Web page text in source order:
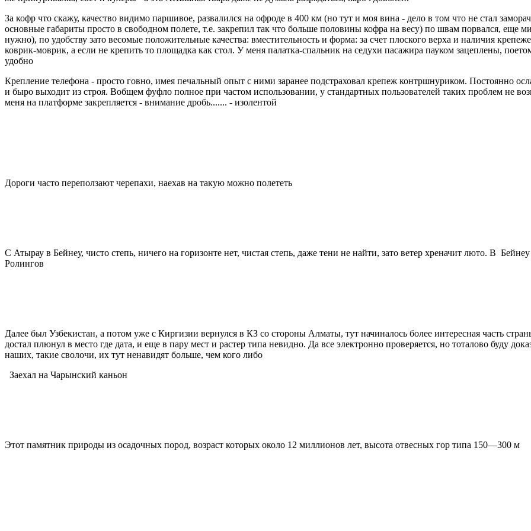
За кофр что скажу, качество видимо паршивое, развалился на офроде в 400 км (но тут и моя вина - дело в том что не стал
основные габариты просто в свободном полете, т.е. закрепил так что больше половины кофра на весу) по швам порвался, еще
нужно), по удобству зато весомые положительные качества: вместительность и форма: за счет плоского верха и наличия
коврик-моврик, а если не крепить то площадка как стол. У меня палатка-спальник на седухи пасажира пауком зацеплены,
удобно
Крепление телефона - просто говно, имея печальный опыт с ними заранее подстраховал крепеж контршнуриком. Постоянно
и быро выходит из строя. Вобщем фуфло полное при частом использовании, у стандартных пользователей таких проблем не
меня на платформе закрепляется - внимание дробь....... - изолентой
Дороги часто переползают черепахи, наехав на такую можно полететь
С Атырау в Бейнеу, чисто степь, ничего на горизонте нет, чистая степь, даже тени не найти, зато ветер хреначит люто. В
Ролингов
Далее был Узбекистан, а потом уже с Киргизии вернулся в КЗ со стороны Алматы, тут начиналось более интересная часть
достал плюнул в место где дата, и еще в пару мест и растер типа невидно. Да все электронно проверяется, но тоталово буду
наших, такие сволочи, их тут ненавидят больше, чем кого либо
Заехал на Чарынский каньон
Этот памятник природы из осадочных пород, возраст которых около 12 миллионов лет, высота отвесных гор типа 150—300 м